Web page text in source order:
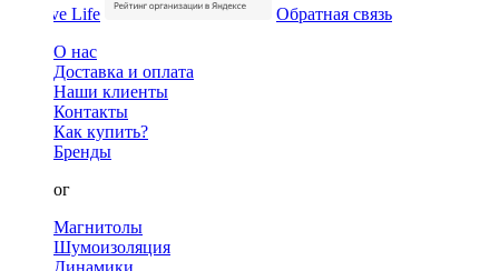
Обратная связь
О нас
Доставка и оплата
Наши клиенты
Контакты
Как купить?
Бренды
Каталог
Магнитолы
Шумоизоляция
Динамики